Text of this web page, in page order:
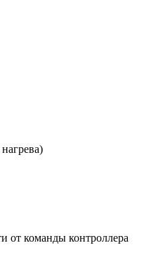
от команды контроллера